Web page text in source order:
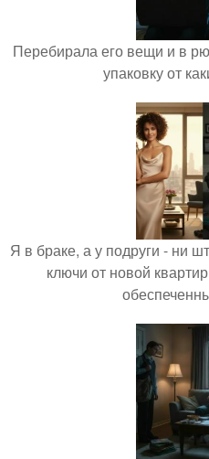
Перебирала его вещи и в
упаковку от
Я в браке, а у подруги - ни
ключи от новой